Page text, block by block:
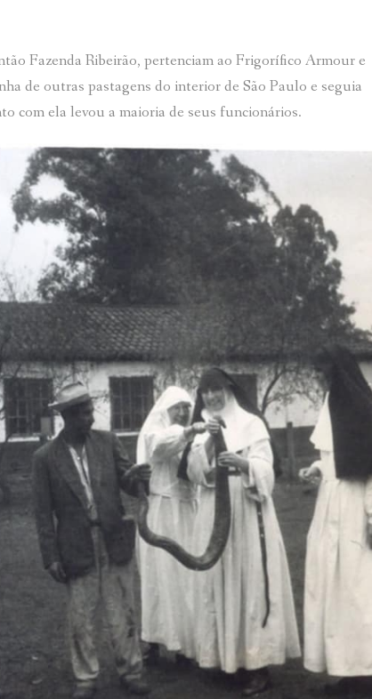
Fazenda Ribeirão, pertenciam ao Frigorífico Armour e
de outras pastagens do interior de São Paulo e seguia
com ela levou a maioria de seus funcionários.